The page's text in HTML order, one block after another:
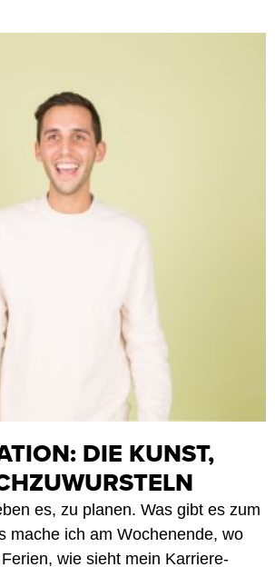
DIE KUNST,
es, zu planen. Was gibt es zum
mache ich am Wochenende, wo
wie sieht mein Karriere-